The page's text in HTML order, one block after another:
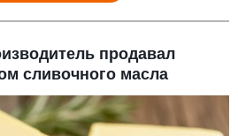
продавал
сливочного масла